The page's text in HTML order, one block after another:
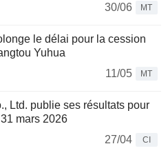
30/06
MT
le délai pour la cession
Yuhua
11/05
MT
Ltd. publie ses résultats pour
mars 2026
27/04
CI